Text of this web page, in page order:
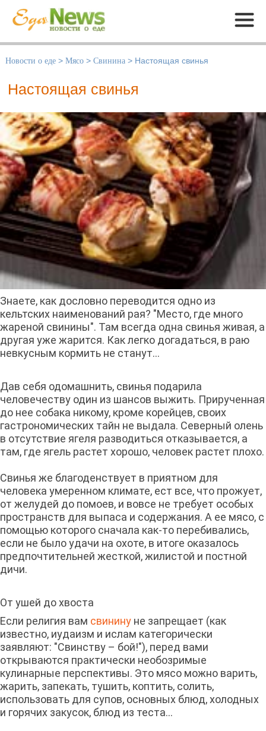
Меню
Новости о еде > Мясо > Свинина > Настоящая свинья
Настоящая свинья
Знаете, как дословно переводится одно из
кельтских наименований рая? "Место, где много
жареной свинины". Там всегда одна свинья живая, а
другая уже жарится. Как легко догадаться, в раю
невкусным кормить не станут…
Дав себя одомашнить, свинья подарила
человечеству один из шансов выжить. Прирученная
до нее собака никому, кроме корейцев, своих
гастрономических тайн не выдала. Северный олень
в отсутствие ягеля разводиться отказывается, а
там, где ягель растет хорошо, человек растет плохо.
Свинья же благоденствует в приятном для
человека умеренном климате, ест все, что прожует,
от желудей до помоев, и вовсе не требует особых
пространств для выпаса и содержания. А ее мясо, с
помощью которого сначала как-то перебивались,
если не было удачи на охоте, в итоге оказалось
предпочтительней жесткой, жилистой и постной
дичи.
От ушей до хвоста
Если религия вам свинину не запрещает (как
известно, иудаизм и ислам категорически
заявляют: "Свинству – бой!"), перед вами
открываются практически необозримые
кулинарные перспективы. Это мясо можно варить,
жарить, запекать, тушить, коптить, солить,
использовать для супов, основных блюд, холодных
и горячих закусок, блюд из теста…